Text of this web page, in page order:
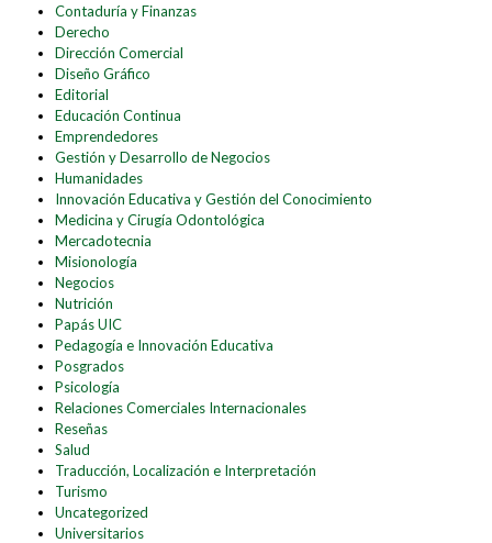
Contaduría y Finanzas
Derecho
Dirección Comercial
Diseño Gráfico
Editorial
Educación Continua
Emprendedores
Gestión y Desarrollo de Negocios
Humanidades
Innovación Educativa y Gestión del Conocimiento
Medicina y Cirugía Odontológica
Mercadotecnia
Misionología
Negocios
Nutrición
Papás UIC
Pedagogía e Innovación Educativa
Posgrados
Psicología
Relaciones Comerciales Internacionales
Reseñas
Salud
Traducción, Localización e Interpretación
Turismo
Uncategorized
Universitarios